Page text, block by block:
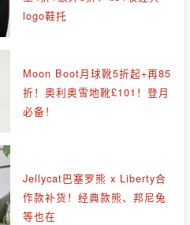
logo鞋托
Moon Boot月球靴5折起+再85
折！奥利奥雪地靴£101！登月
必备！
Jellycat巴塞罗熊 x Liberty合
作款补货！经典款熊、邦尼兔
等也在